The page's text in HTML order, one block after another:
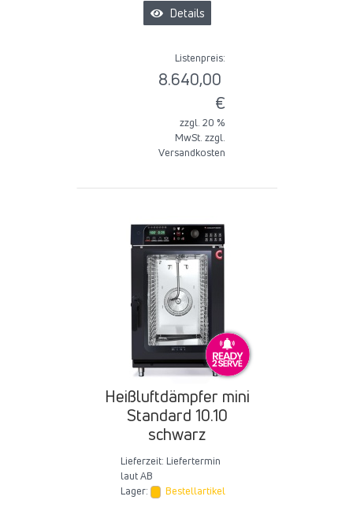
Details
Listenpreis:
8.640,00
€
zzgl. 20 %
MwSt. zzgl.
Versandkosten
Heißluftdämpfer mini
Standard 10.10
schwarz
Lieferzeit: Liefertermin
laut AB
Lager:
Bestellartikel